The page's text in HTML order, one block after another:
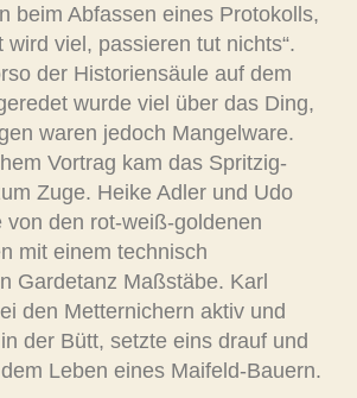
beim Abfassen eines Protokolls,
wird viel, passieren tut nichts“.
der Historiensäule auf dem
wurde viel über das Ding,
waren jedoch Mangelware.
Vortrag kam das Spritzig-
Zuge. Heike Adler und Udo
von den rot-weiß-goldenen
mit einem technisch
Gardetanz Maßstäbe. Karl
den Metternichern aktiv und
der Bütt, setzte eins drauf und
Leben eines Maifeld-Bauern.